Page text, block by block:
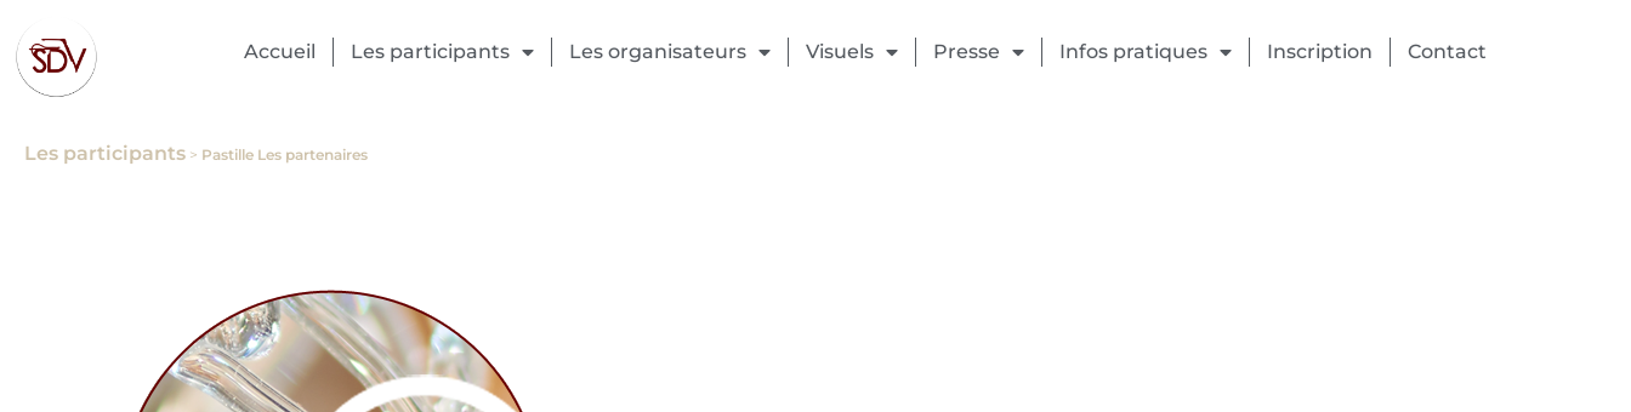
Accueil Les participants Les organisateurs Visuels Presse Infos pratiques Inscription Contact
Les participants > Pastille Les partenaires